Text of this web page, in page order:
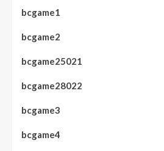
bcgame1
bcgame2
bcgame25021
bcgame28022
bcgame3
bcgame4